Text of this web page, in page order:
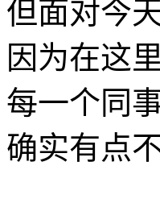
但面对今
因为在这
每一个同
确实有点